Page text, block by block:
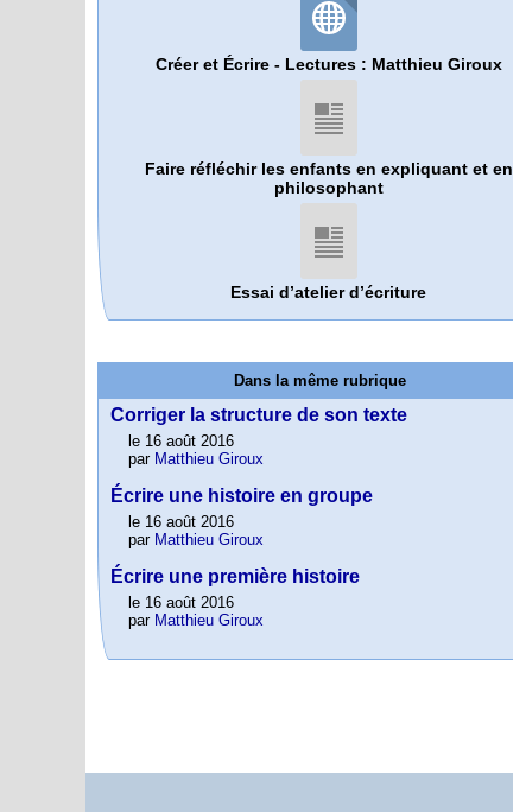
Créer et Écrire - Lectures : Matthieu Giroux
Faire réfléchir les enfants en expliquant et en
philosophant
Essai d’atelier d’écriture
Dans la même rubrique
Corriger la structure de son texte
le 16 août 2016
par Matthieu Giroux
Écrire une histoire en groupe
le 16 août 2016
par Matthieu Giroux
Écrire une première histoire
le 16 août 2016
par Matthieu Giroux